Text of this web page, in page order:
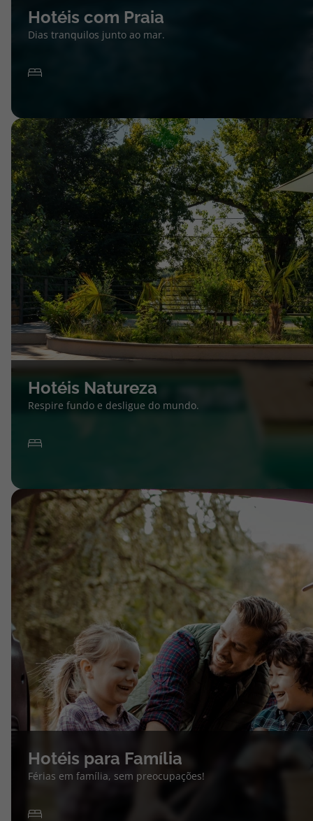
Hotéis com Praia
Dias tranquilos junto ao mar.
Hotéis Natureza
Respire fundo e desligue do mundo.
Hotéis para Família
Férias em família, sem preocupações!